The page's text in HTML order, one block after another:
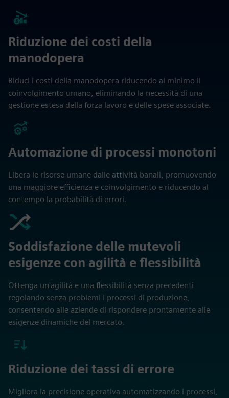
Riduzione dei costi della
manodopera
Riduci i costi della manodopera riducendo al minimo il
coinvolgimento umano, eliminando la necessità di una
gestione estesa della forza lavoro e delle spese associate.
Automazione di processi monotoni
Libera le risorse umane dalle attività banali, promuovendo
una maggiore efficienza e coinvolgimento e riducendo al
contempo la probabilità di errori.
Soddisfazione delle mutevoli
esigenze con agilità e flessibilità
Ottenga un'agilità e una flessibilità senza precedenti
regolando senza problemi i processi di produzione,
consentendo alle aziende di rispondere prontamente alle
esigenze dinamiche del mercato.
Riduzione dei tassi di errore
Migliora la precisione operativa automatizzando i processi,